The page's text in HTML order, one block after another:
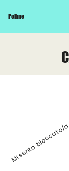
Polline
Mi sento bloccato/a